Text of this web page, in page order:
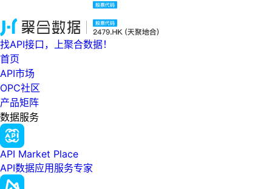
找API接口，上聚合数据！
首页
API市场
OPC社区
产品矩阵
数据服务
API Market Place
API数据应用服务专家